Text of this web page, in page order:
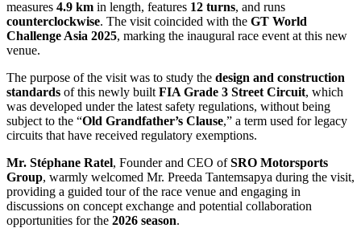
measures 4.9 km in length, features 12 turns, and runs
counterclockwise. The visit coincided with the GT World
Challenge Asia 2025, marking the inaugural race event at this new
venue.
The purpose of the visit was to study the design and construction
standards of this newly built FIA Grade 3 Street Circuit, which
was developed under the latest safety regulations, without being
subject to the “Old Grandfather’s Clause,” a term used for legacy
circuits that have received regulatory exemptions.
Mr. Stéphane Ratel, Founder and CEO ofSRO Motorsports
Group, warmly welcomed Mr. Preeda Tantemsapya during the visit,
providing a guided tour of the race venue and engaging in
discussions on concept exchange and potential collaboration
opportunities for the 2026 season.